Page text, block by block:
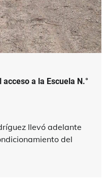
a la Escuela N.°
llevó adelante
del